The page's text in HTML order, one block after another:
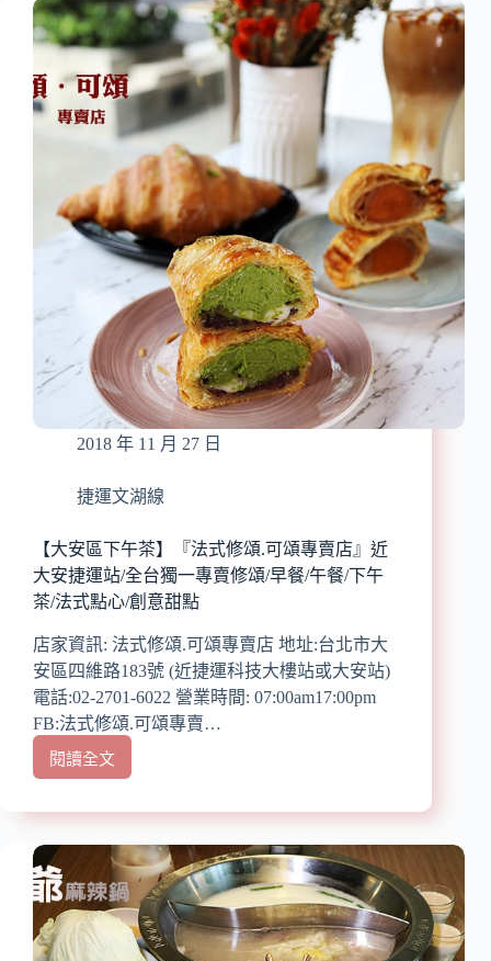
天
輪
炸
物
【已
歇
料
理
泰
式
料
理】
『日
taste&enjoy』
近
大
踐
大
學
食/
大
巷
美
食/
大
直
最
cp
值
泰
式/
越
南
理
業】
2018 年 11 月 27 日
捷運文湖線
【大安區下午茶】『法式修頌.可頌專賣店』近
大安捷運站/全台獨一專賣修頌/早餐/午餐/下午
茶/法式點心/創意甜點
店家資訊: 法式修頌.可頌專賣店 地址:台北市大
安區四維路183號 (近捷運科技大樓站或大安站)
電話:02-2701-6022 營業時間: 07:00am17:00pm
FB:法式修頌.可頌專賣…
閱讀全文
【大
區
茶】
『法
式